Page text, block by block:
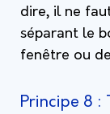
dire, il ne
séparant le
fenêtre ou
Principe 8